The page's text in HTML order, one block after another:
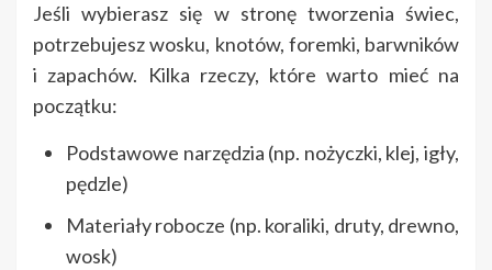
Jeśli wybierasz się w stronę tworzenia świec,
potrzebujesz wosku, knotów, foremki, barwników
i zapachów. Kilka rzeczy, które warto mieć na
początku:
Podstawowe narzędzia (np. nożyczki, klej, igły,
pędzle)
Materiały robocze (np. koraliki, druty, drewno,
wosk)